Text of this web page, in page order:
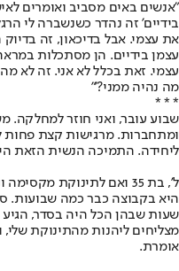
"אנשים באים מסביב ואומרים
בידיים' זה נהדר כשנשברה לי
את עצמי. אבל בדיכאון, זה
עצמן בידיים. הן מסתכלות
עצמי. זאת בכלל לא אני. זה לא
מה נהיה ממני?'"
* * *
שבוע עובר, ואני חוזר למחלקה.
ומתחברות. מרגישות קצת פחות
ליחידה. התמיכה הנשית הזאת
ל', בת 35 ואם לתינוקת
היא בקבוצה כבר כמה שבועות.
שעות שבהן הכל היה בסדר, הגיע
מצליחים ליהנות מהתינוקת
אומרת.